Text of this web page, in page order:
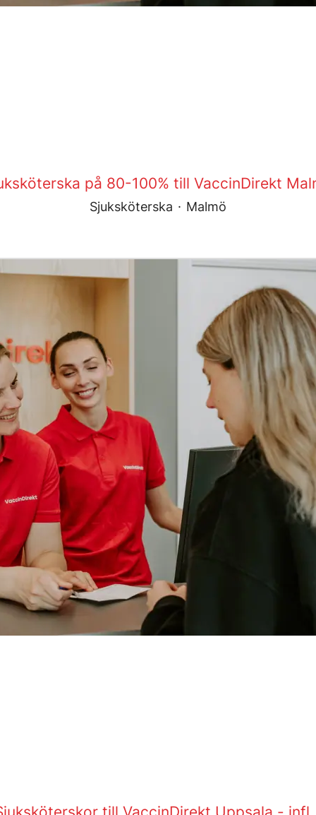
på 80-100% till VaccinDirekt
Sjuksköterska · Malmö